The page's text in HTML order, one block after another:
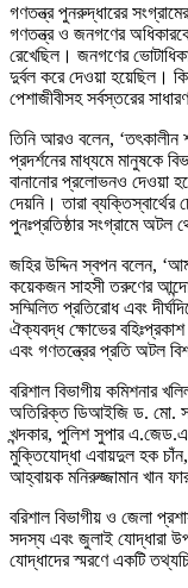
গণতন্ত্র পুনরুদ্ধারের
গণতন্ত্র ও জনগণের
রেখেছিল। জনগণের
দুর্বল করে দেওয়া হয়েছিল।
পেশাজীবীসহ সর্বস্তরের
তিনি আরও বলেন,
প্রদর্শনের মাধ্যমে মানুষকে
বানানোর প্রলোভনও দেওয়া
দেয়নি। তারা ব্যক্তিস্বার্থের
পুনঃপ্রতিষ্ঠার সংগ্রামে অটল
জহির উদ্দিন স্বপন বলেন,
কয়েকজন সাহসী তরুণের
সম্মিলিত প্রতিরোধ এবং
ঐক্যবদ্ধ ক্ষোভের
এবং গণতন্ত্রের প্রতি অটল
বরিশাল বিভাগীয় কমিশনার
অতিরিক্ত ডিআইজি ড. মো.
খন্দকার, পুলিশ সুপার
মুক্তিযোদ্ধা এবায়দুল হক
আহ্বায়ক মনিরুজ্জামান খান
বরিশাল বিভাগীয় ও জেলা
সদস্য এবং জুলাই যোদ্ধারা
যোদ্ধাদের স্মরণে একটি